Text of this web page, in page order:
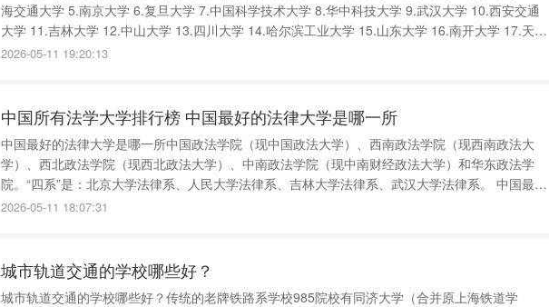
海交通大学 5.南京大学 6.复旦大学 7.中国科学技术大学 8.华中科技大学 9.武汉大学 10.西安交通
大学 11.吉林大学 12.中山大学 13.四川大学 14.哈尔滨工业大学 15.山东大学 16.南开大学 17.天津
大学 18.北京师范大学
2026-05-11 19:20:13
中国所有法学大学排行榜 中国最好的法律大学是哪一所
中国最好的法律大学是哪一所中国政法学院（现中国政法大学）、西南政法学院（现西南政法大
学）、西北政法学院（现西北政法大学）、中南政法学院（现中南财经政法大学）和华东政法学
院。“四系”是：北京大学法律系、人民大学法律系、吉林大学法律系、武汉大学法律系。 中国最好
的法律学院1.排名第一名：西南政法大学（西南政法院）第二名：中国政法大学（北京政法院）第
2026-05-11 18:07:31
城市轨道交通的学校哪些好？
城市轨道交通的学校哪些好？传统的老牌铁路系学校985院校有同济大学（合并原上海铁道学